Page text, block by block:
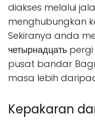
diakses melalui
menghubungkan
Sekiranya anda
четырнадцать
pusat bandar
masa lebih
Kepakaran